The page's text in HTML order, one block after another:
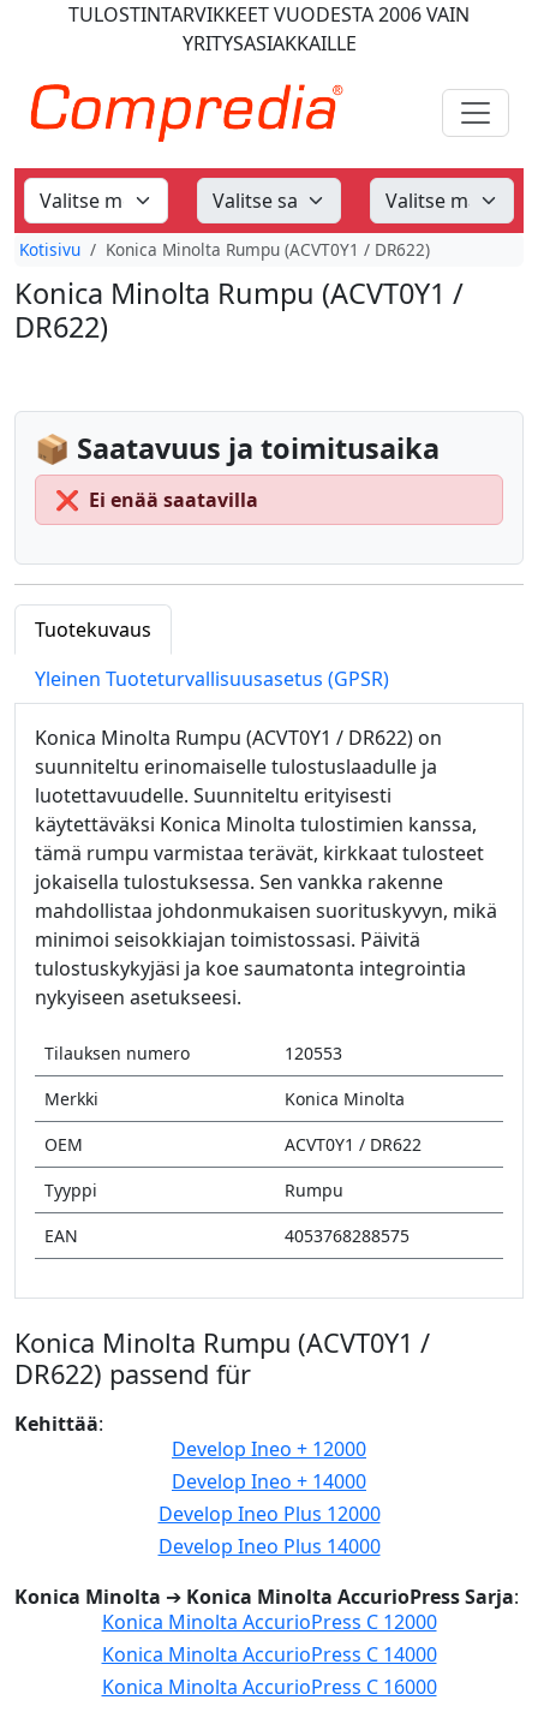
TULOSTINTARVIKKEETVUODESTA 2006VAIN
YRITYSASIAKKAILLE
Kotisivu Konica Minolta Rumpu (ACVT0Y1 / DR622)
Konica Minolta Rumpu (ACVT0Y1 /
DR622)
📦 Saatavuus ja toimitusaika
❌ Ei enää saatavilla
Tuotekuvaus
Yleinen Tuoteturvallisuusasetus (GPSR)
Konica Minolta Rumpu (ACVT0Y1 / DR622) on
suunniteltu erinomaiselle tulostuslaadulle ja
luotettavuudelle. Suunniteltu erityisesti
käytettäväksi Konica Minolta tulostimien kanssa,
tämä rumpu varmistaa terävät, kirkkaat tulosteet
jokaisella tulostuksessa. Sen vankka rakenne
mahdollistaa johdonmukaisen suorituskyvyn, mikä
minimoi seisokkiajan toimistossasi. Päivitä
tulostuskykyjäsi ja koe saumatonta integrointia
nykyiseen asetukseesi.
Tilauksen numero
120553
Merkki
Konica Minolta
OEM
ACVT0Y1 / DR622
Tyyppi
Rumpu
EAN
4053768288575
Konica Minolta Rumpu (ACVT0Y1 /
DR622) passend für
Kehittää:
Develop Ineo + 12000
Develop Ineo + 14000
Develop Ineo Plus 12000
Develop Ineo Plus 14000
Konica Minolta ➔ Konica Minolta AccurioPress Sarja:
Konica Minolta AccurioPress C 12000
Konica Minolta AccurioPress C 14000
Konica Minolta AccurioPress C 16000